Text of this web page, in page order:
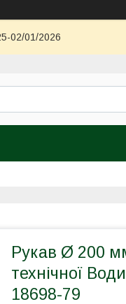
02/01/2026
Рукав Ø 200
технічної
18698-79